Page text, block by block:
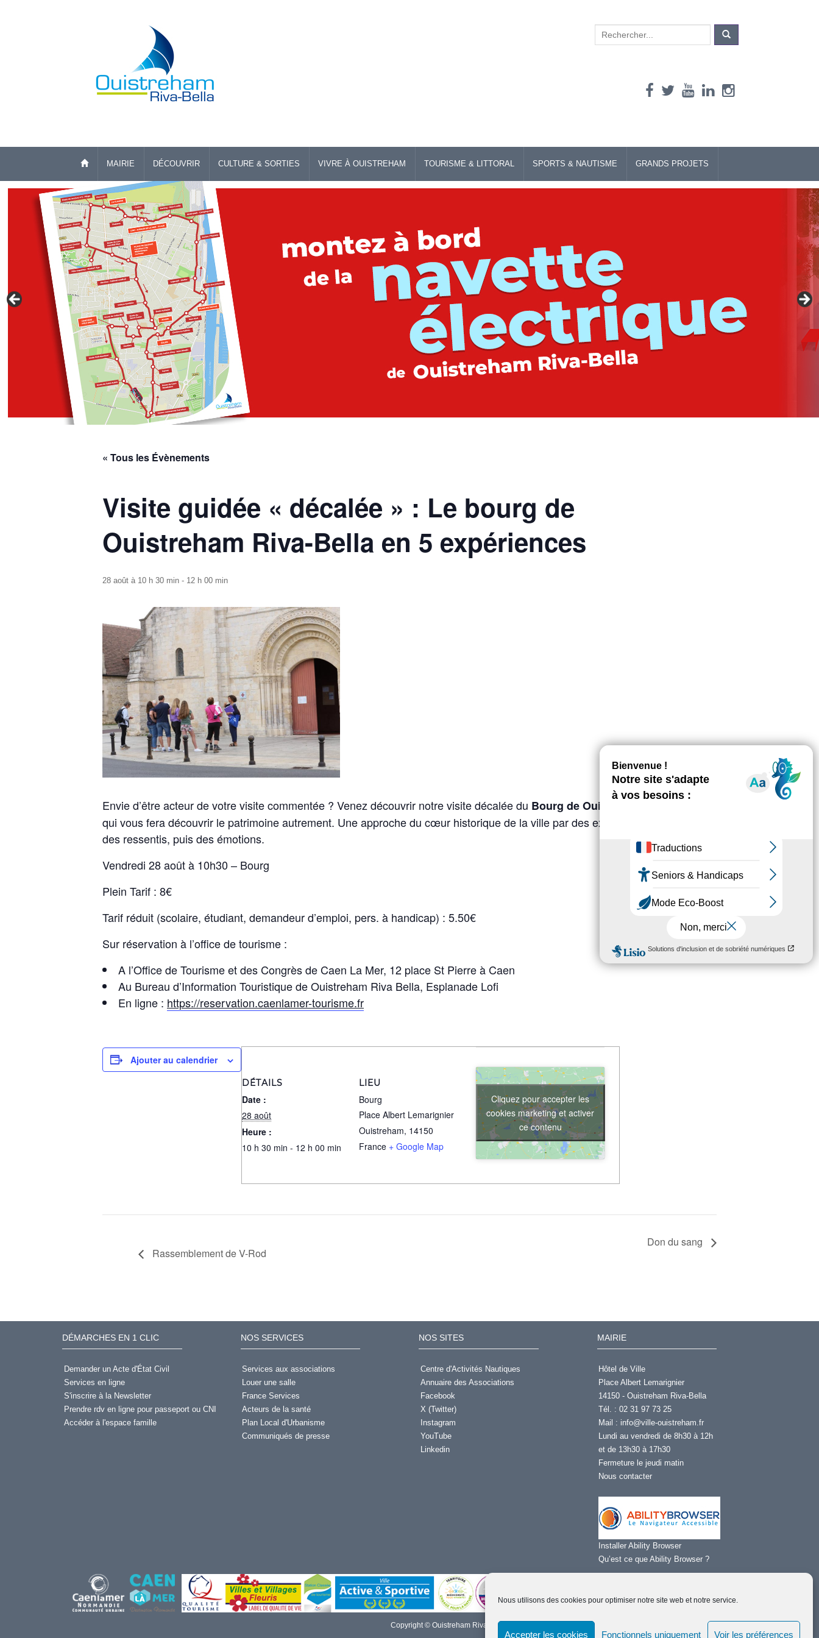
Nous utilisons des cookies pour optimiser notre site web et notre service.
Accepter les cookies Fonctionnels uniquement Voir les préférences
Search
for:
MAIRIE DÉCOUVRIR CULTURE & SORTIES VIVRE À OUISTREHAM TOURISME & LITTORAL SPORTS & NAUTISME GRANDS PROJETS
« Tous les Évènements
Visite guidée « décalée » : Le bourg de
Ouistreham Riva-Bella en 5 expériences
28 août à 10 h 30 min - 12 h 00 min
Envie d’être acteur de votre visite commentée ? Venez découvrir notre visite décalée du Bourg de Ouistreham Riva-Bella
qui vous fera découvrir le patrimoine autrement. Une approche du cœur historique de la ville par des expériences sensorielles,
des ressentis, puis des émotions.
Vendredi 28 août à 10h30 – Bourg
Plein Tarif : 8€
Tarif réduit (scolaire, étudiant, demandeur d’emploi, pers. à handicap) : 5.50€
Sur réservation à l’office de tourisme :
A l’Office de Tourisme et des Congrès de Caen La Mer, 12 place St Pierre à Caen
Au Bureau d’Information Touristique de Ouistreham Riva Bella, Esplanade Lofi
En ligne : https://reservation.caenlamer-tourisme.fr
Ajouter au calendrier
DÉTAILS
Date :
28 août
Heure :
10 h 30 min - 12 h 00 min
LIEU
Bourg
Place Albert Lemarignier
Ouistreham, 14150
France + Google Map
Cliquez pour accepter les
cookies marketing et activer
ce contenu
Rassemblement de V-Rod
Don du sang
DÉMARCHES EN 1 CLIC
Demander un Acte d'État Civil
Services en ligne
S'inscrire à la Newsletter
Prendre rdv en ligne pour passeport ou CNI
Accéder à l'espace famille
NOS SERVICES
Services aux associations
Louer une salle
France Services
Acteurs de la santé
Plan Local d'Urbanisme
Communiqués de presse
NOS SITES
Centre d'Activités Nautiques
Annuaire des Associations
Facebook
X (Twitter)
Instagram
YouTube
Linkedin
MAIRIE
Hôtel de Ville
Place Albert Lemarignier
14150 - Ouistreham Riva-Bella
Tél. : 02 31 97 73 25
Mail : info@ville-ouistreham.fr
Lundi au vendredi de 8h30 à 12h
et de 13h30 à 17h30
Fermeture le jeudi matin
Nous contacter
Installer Ability Browser
Qu’est ce que Ability Browser ?
Copyright © Ouistreham Riva-Bella - 2026 - Mentions Légales - Protection de la vie privée/RGPD -